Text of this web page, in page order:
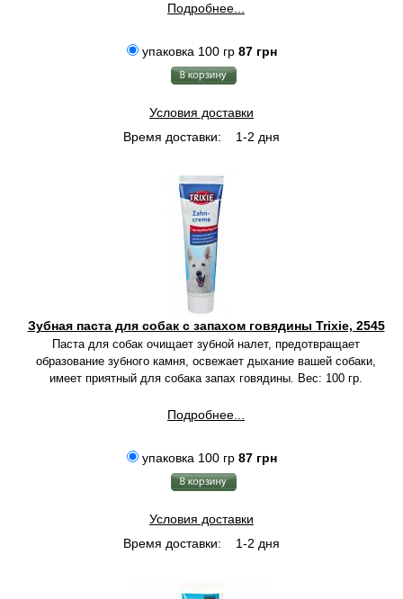
Подробнее...
упаковка 100 гр 87 грн
Условия доставки
Время доставки:
1-2 дня
Зубная паста для собак с запахом говядины Trixie, 2545
Паста для собак очищает зубной налет, предотвращает
образование зубного камня, освежает дыхание вашей собаки,
имеет приятный для собака запах говядины. Вес: 100 гр.
Подробнее...
упаковка 100 гр 87 грн
Условия доставки
Время доставки:
1-2 дня